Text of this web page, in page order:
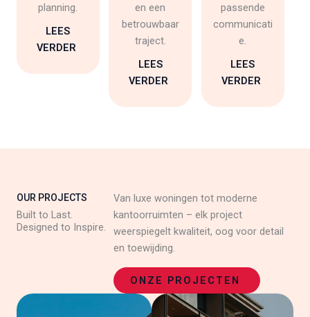
planning.
LEES
VERDER
en een
betrouwbaar
traject.
LEES
VERDER
passende
communicati
e.
LEES
VERDER
OUR PROJECTS
Built to Last.
Designed to Inspire.
Van luxe woningen tot moderne
kantoorruimten – elk project
weerspiegelt kwaliteit, oog voor detail
en toewijding.
ONZE PROJECTEN